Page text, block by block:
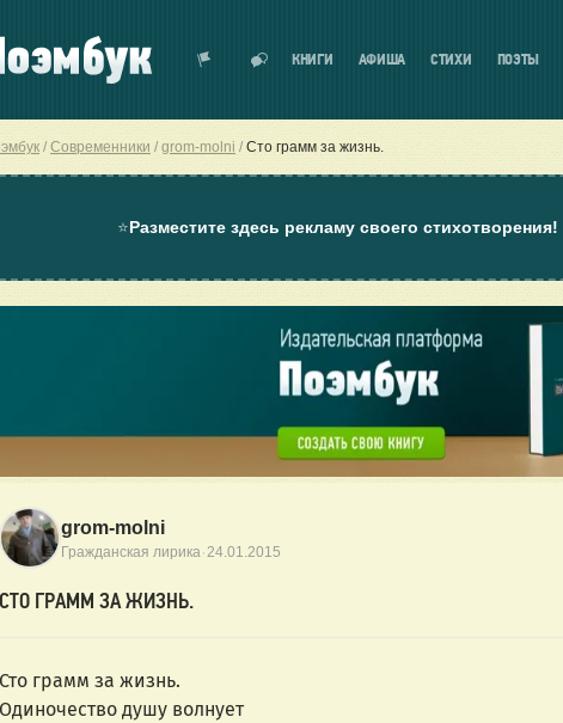
КНИГИ АФИША СТИХИ ПОЭТЫ
Современники grom-molni Сто грамм за жизнь.
⭐Разместите здесь рекламу своего стихотворения!
grom-molni
Гражданская лирика·24.01.2015
СТО ГРАММ ЗА ЖИЗНЬ.
Сто грамм за жизнь.
Одиночество душу волнует